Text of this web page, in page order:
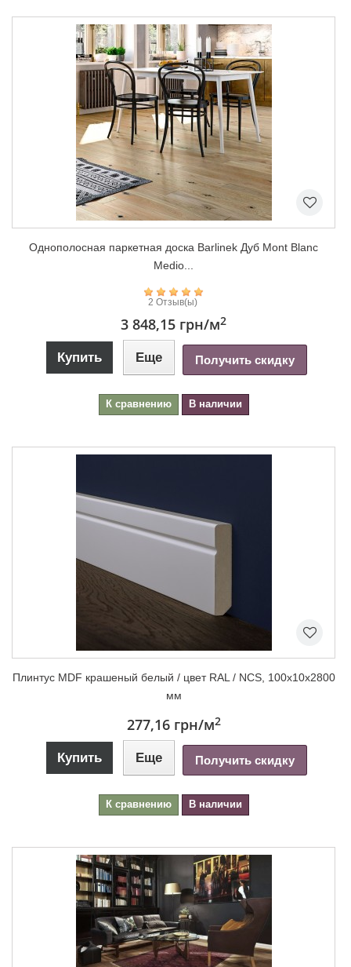
Однополосная паркетная доска Barlinek Дуб Mont Blanc
Medio...
2 Отзыв(ы)
3 848,15 грн/м2
Купить Еще Получить скидку
К сравнению В наличии
Плинтус MDF крашеный белый / цвет RAL / NCS, 100х10х2800
мм
277,16 грн/м2
Купить Еще Получить скидку
К сравнению В наличии